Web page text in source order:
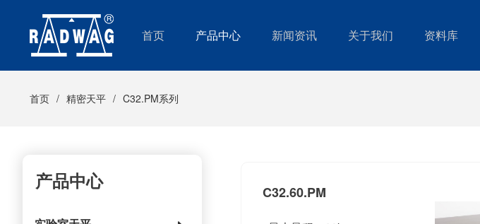
首页 产品中心 新闻资讯 关于我们 资料库
首页 精密天平 C32.PM系列
产品中心 C32.60.PM